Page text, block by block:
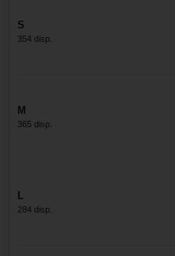
S
354 disp.
M
365 disp.
L
284 disp.